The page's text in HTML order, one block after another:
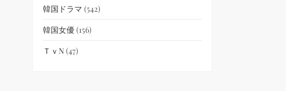
韓国ドラマ (542)
韓国女優(156)
ＴｖN(47)